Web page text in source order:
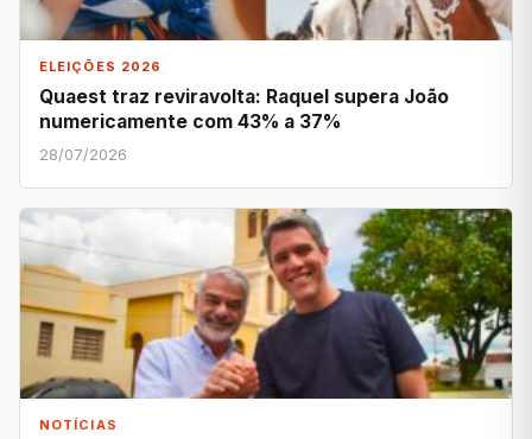
ELEIÇÕES 2026
Quaest traz reviravolta: Raquel supera João
numericamente com 43% a 37%
28/07/2026
NOTÍCIAS